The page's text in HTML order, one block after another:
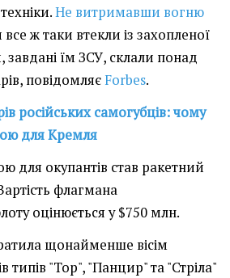
Не витримавши вогню
ж таки втекли із захопленої
завдані їм ЗСУ, склали понад
повідомляє Forbes.
російських самогубців: чому
для Кремля
для окупантів став ракетний
флагмана
оцінюється у $750 млн.
щонайменше вісім
типів "Тор", "Панцир" та "Стріла"